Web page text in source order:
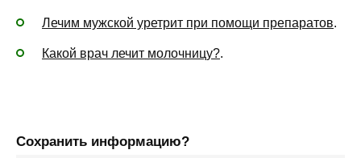
Лечим мужской уретрит при помощи препаратов.
Какой врач лечит молочницу?.
Сохранить информацию?